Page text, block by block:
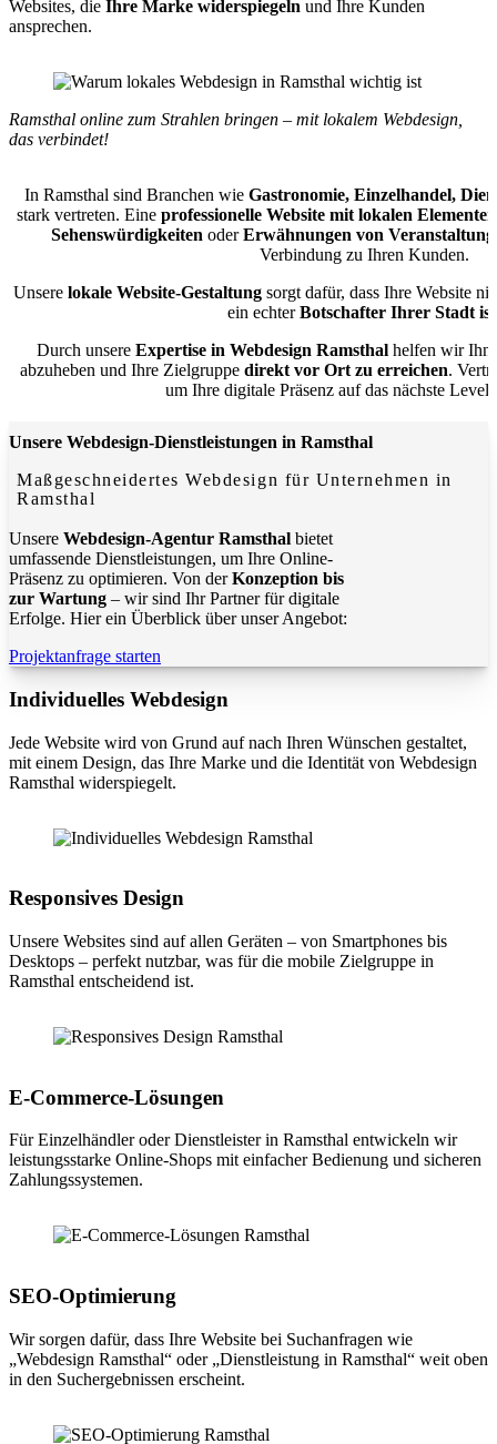
Websites, die Ihre Marke widerspiegeln und Ihre Kunden
ansprechen.
Ramsthal online zum Strahlen bringen – mit lokalem Webdesign,
das verbindet!
In Ramsthal sind Branchen wie Gastronomie, Einzelhandel,
stark vertreten. Eine professionelle Website mit lokalen Elementen
Sehenswürdigkeiten oderErwähnungen von
Verbindung zu Ihren Kunden.
Unsere lokale Website-Gestaltungsorgt dafür, dass Ihre Website
ein echterBotschafter Ihrer Stadt ist
Durch unsere Expertise in Webdesign Ramsthal helfen wir
abzuheben und Ihre Zielgruppe direkt vor Ort zu erreichen.
um Ihre digitale Präsenz auf das nächste Level
Unsere Webdesign-Dienstleistungen in Ramsthal
Maßgeschneidertes Webdesign für Unternehmen in
Ramsthal
Unsere Webdesign-Agentur Ramsthal bietet
umfassende Dienstleistungen, um Ihre Online-
Präsenz zu optimieren. Von derKonzeption bis
zur Wartung – wir sind Ihr Partner für digitale
Erfolge. Hier ein Überblick über unser Angebot:
Projektanfrage starten
Individuelles Webdesign
Jede Website wird von Grund auf nach Ihren Wünschen gestaltet,
mit einem Design, das Ihre Marke und die Identität von Webdesign
Ramsthal widerspiegelt.
Responsives Design
Unsere Websites sind auf allen Geräten – von Smartphones bis
Desktops – perfekt nutzbar, was für die mobile Zielgruppe in
Ramsthal entscheidend ist.
E-Commerce-Lösungen
Für Einzelhändler oder Dienstleister in Ramsthal entwickeln wir
leistungsstarke Online-Shops mit einfacher Bedienung und sicheren
Zahlungssystemen.
SEO-Optimierung
Wir sorgen dafür, dass Ihre Website bei Suchanfragen wie
„Webdesign Ramsthal“ oder „Dienstleistung in Ramsthal“ weit oben
in den Suchergebnissen erscheint.